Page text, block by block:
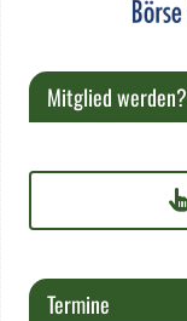
Mitglied werden?
Termine